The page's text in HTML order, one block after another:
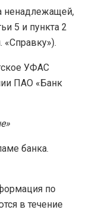
ненадлежащей,
5 и пункта 2
«Справку»).
УФАС
ПАО «Банк
банка.
по
в течение